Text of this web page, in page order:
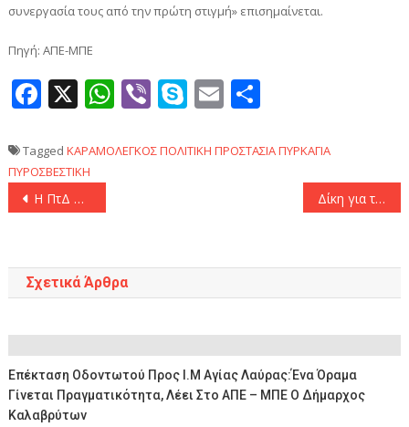
συνεργασία τους από την πρώτη στιγμή» επισημαίνεται.
Πηγή: ΑΠΕ-ΜΠΕ
Facebook
X WhatsApp
ViberSkype
Email
Tagged ΚΑΡΑΜΟΛΕΓΚΟΣΠΟΛΙΤΙΚΗ ΠΡΟΣΤΑΣΙΑΠΥΡΚΑΓΙΑ
ΠΥΡΟΣΒΕΣΤΙΚΗ
Πλοήγηση
Η ΠτΔ Κατερίνα Σακελλαροπούλου επισκέφθηκε το Σισμανόγλειο Νοσοκομείο Δίκη για το Μάτι: «Δεν έχω ευθύνη για το επιχειρησιακό μέρος. Υπήρχαν υπηρεσιακές διαταγές» απολογήθηκε ο τότε υπαρχηγός της Πυροσβεστικής
Σχετικά Άρθρα
Επέκταση Οδοντωτού Προς Ι.Μ Αγίας Λαύρας:Ένα Όραμα
Γίνεται Πραγματικότητα, Λέει Στο ΑΠΕ – ΜΠΕ Ο Δήμαρχος
Καλαβρύτων